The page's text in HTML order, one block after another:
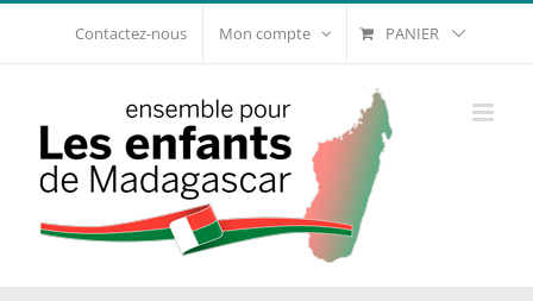
Contactez-nous Mon compte PANIER